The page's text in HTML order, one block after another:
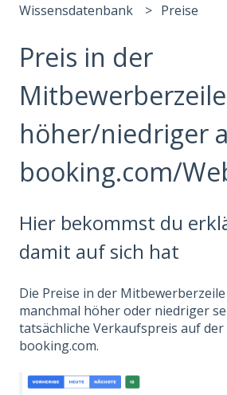
Wissensdatenbank Preise
Preis in der
Mitbewerberzeile
höher/niedriger
booking.com/
Hier bekommst du
damit auf sich hat
Die Preise in der
manchmal höher oder niedriger
tatsächliche Verkaufspreis auf
booking.com.